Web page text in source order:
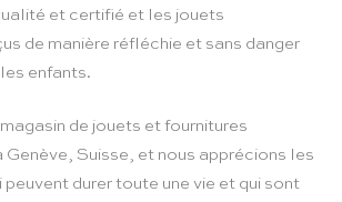
et certifié et les jouets
de manière réfléchie et sans danger
enfants.
de jouets et fournitures
Genève, Suisse, et nous apprécions les
peuvent durer toute une vie et qui sont